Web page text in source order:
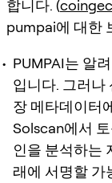
합니다. (
pumpai에 대한
PUMPAI는 알
입니다. 그러나
장 메타데이터
Solscan에서
인을 분석하는
래에 서명할 가